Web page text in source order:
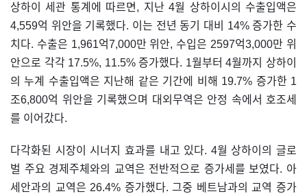
상하이 세관 통계에 따르면, 지난 4월 상하이시의 수출입액은
4,559억 위안을 기록했다. 이는 전년 동기 대비 14% 증가한 수
치다. 수출은 1,961억7,000만 위안, 수입은 2597억3,000만 위
안으로 각각 17.5%, 11.5% 증가했다. 1월부터 4월까지 상하이
의 누계 수출입액은 지난해 같은 기간에 비해 19.7% 증가한 1
조6,800억 위안을 기록했으며 대외무역은 안정 속에서 호조세
를 이어갔다.
다각화된 시장이 시너지 효과를 내고 있다. 4월 상하이의 글로
벌 주요 경제주체와의 교역은 전반적으로 증가세를 보였다. 아
세안과의 교역은 26.4% 증가했다. 그중 베트남과의 교역 증가